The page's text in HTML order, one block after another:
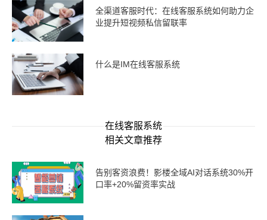
全渠道客服时代：在线客服系统如何助力企
业提升短视频私信留联率
什么是IM在线客服系统
在线客服系统
相关文章推荐
告别客资浪费！影楼全域AI对话系统30%开
口率+20%留资率实战